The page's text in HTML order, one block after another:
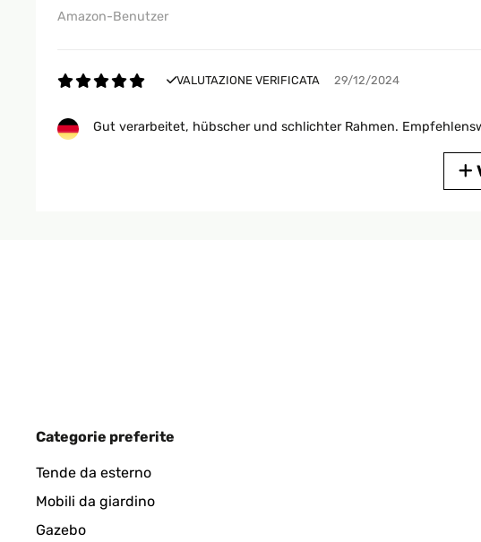
Amazon-Benutzer
VALUTAZIONE VERIFICATA 29/12/2024
Gut verarbeitet, hübscher und schlichter Rahmen.
und weich, was sich sehr gut fürs Holzbrennen eignet. Bin
Rahmen Gerne wieder
Amazon-Benutzer
Categorie preferite
Tende da esterno
Mobili da giardino
Gazebo